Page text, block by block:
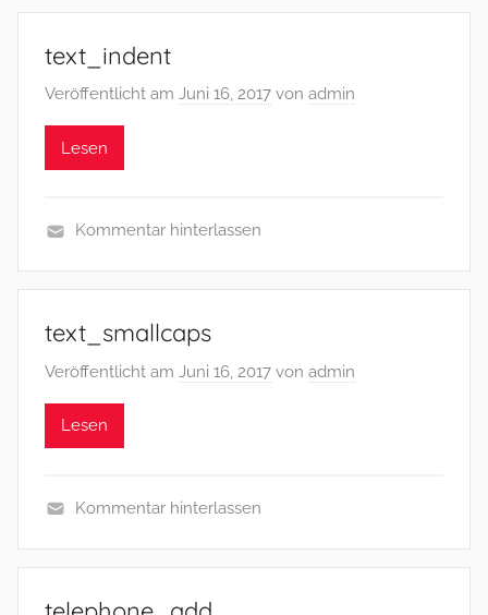
text_indent
Veröffentlicht am Juni 16, 2017 von admin
Lesen
Kommentar hinterlassen
text_smallcaps
Veröffentlicht am Juni 16, 2017 von admin
Lesen
Kommentar hinterlassen